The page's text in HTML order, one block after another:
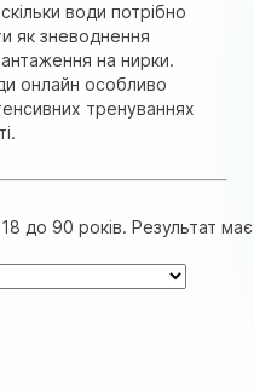
води потрібно
як зневоднення
на нирки.
онлайн особливо
тренуваннях
до 90 років. Результат